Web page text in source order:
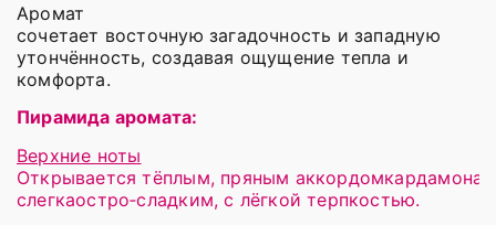
Аромат
сочетает восточную загадочность и западную
утончённость, создавая ощущение тепла и
комфорта.
Пирамида аромата:
Верхние ноты
Открывается тёплым, пряным аккордомкардамона
слегкаостро‑сладким, с лёгкой терпкостью.